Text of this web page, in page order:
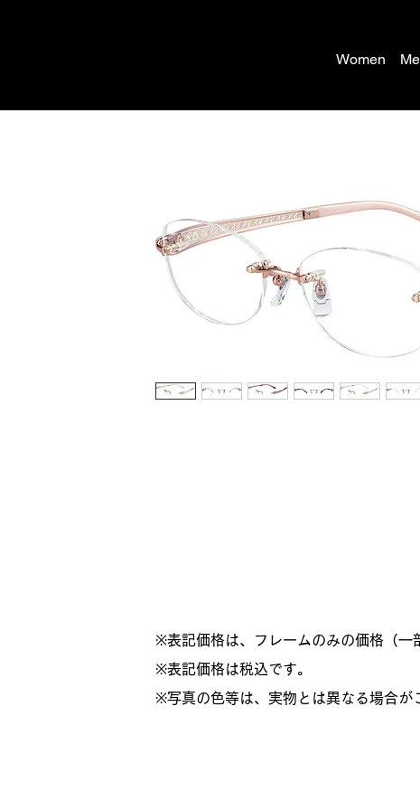
Women
※表記価格は、フレームのみの価格（一
​※表記価格は税込です。
※写真の色等は、実物とは異なる場合が